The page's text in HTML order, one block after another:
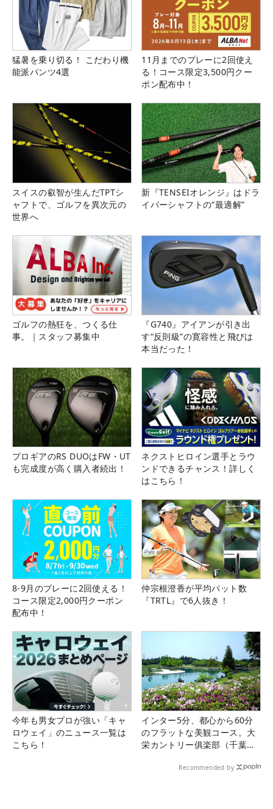
猛暑を乗り切る！ こだわり機
能派パンツ4選
11月までのプレーに2回使え
る！コース限定3,500円クー
ポン配布中！
スイスの叡智が生んだTPTシ
ャフトで、ゴルフを異次元の
世界へ
新『TENSEIオレンジ』はドラ
イバーシャフトの“最適解”
ゴルフの熱狂を、つくる仕
事。｜スタッフ募集中
『G740』アイアンが引き出
す“反則級”の寛容性と飛びは
本当だった！
プロギアのRS DUOはFW・UT
も完成度が高く購入者続出！
ネクストヒロイン選手とラウ
ンドできるチャンス！詳しく
はこちら！
8-9月のプレーに2回使える！
コース限定2,000円クーポン
配布中！
仲宗根澄香が平均パット数
『TRTL』で6人抜き！
今年も男女プロが強い「キャ
ロウェイ」のニュース一覧は
こちら！
インター5分、都心から60分
のフラットな美観コース。大
栄カントリー俱楽部（千葉
Recommended by